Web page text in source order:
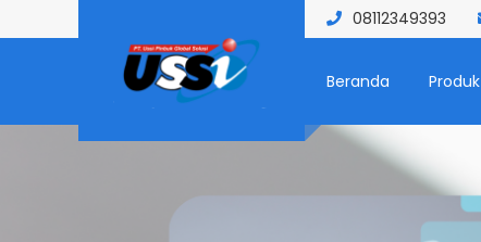
08112349393
Beranda Produk